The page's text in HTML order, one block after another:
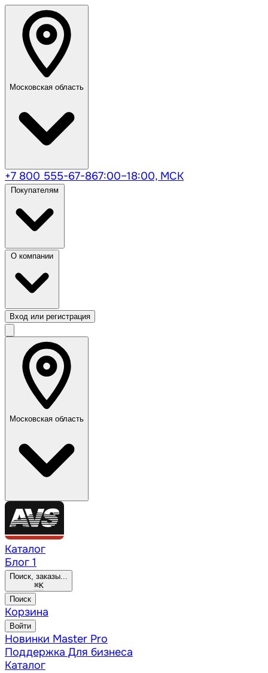
Московская область
+7 800 555-67-867:00–18:00, МСК
Вход или регистрация
Московская область
Каталог
Блог 1
Поиск, заказы...
⌘K
Поиск
Корзина
Войти
Новинки Master Pro
Поддержка Для бизнеса
Каталог